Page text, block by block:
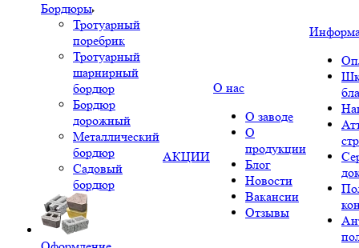
Бордюры
Тротуарный
поребрик
Тротуарный
шарнирный
бордюр
Бордюр
дорожный
Металлический
бордюр
Садовый
бордюр
АКЦИИ
О нас
О заводе
О
продукции
Блог
Новости
Вакансии
Отзывы